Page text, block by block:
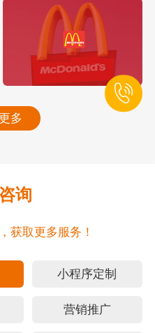
多
询
获取更多服务！
小程序定制
营销推广